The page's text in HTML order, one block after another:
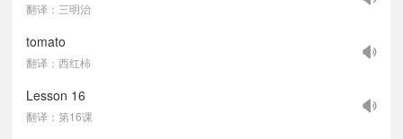
翻译：三明治
tomato
翻译：西红柿
Lesson 16
翻译：第16课